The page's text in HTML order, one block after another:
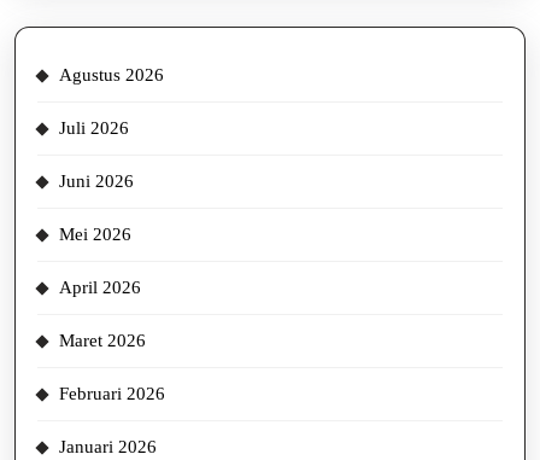
Agustus 2026
Juli 2026
Juni 2026
Mei 2026
April 2026
Maret 2026
Februari 2026
Januari 2026